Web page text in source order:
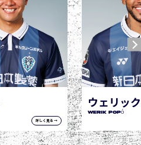
詳しく見る →
ウェリッ
WERIK POPÓ